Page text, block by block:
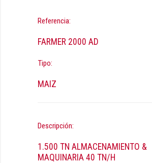
Referencia:
FARMER 2000 AD
Tipo:
MAIZ
Descripción:
1.500 TN ALMACENAMIENTO &
MAQUINARIA 40 TN/H